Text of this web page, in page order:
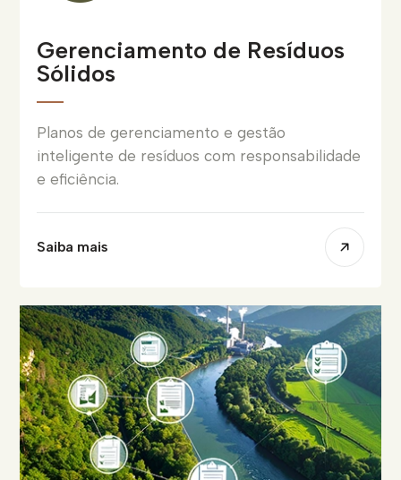
Gerenciamento de Resíduos
Sólidos
Planos de gerenciamento e gestão
inteligente de resíduos com responsabilidade
e eficiência.
Saiba mais